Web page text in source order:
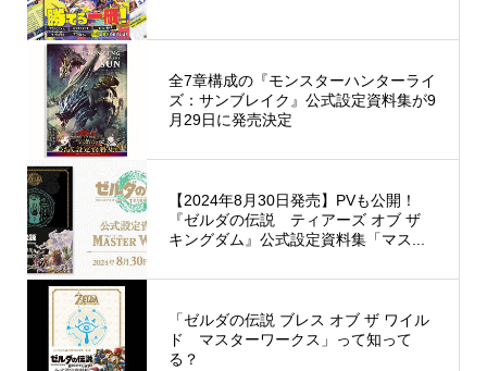
全7章構成の『モンスターハンターライ
ズ：サンブレイク』公式設定資料集が9
月29日に発売決定
【2024年8月30日発売】PVも公開！
『ゼルダの伝説 ティアーズ オブ ザ
キングダム』公式設定資料集「マス...
「ゼルダの伝説 ブレス オブ ザ ワイル
ド マスターワークス」って知って
る？